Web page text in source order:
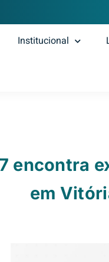
Institucional
7 encontra
em